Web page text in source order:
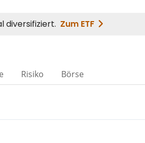
Risiko Börse